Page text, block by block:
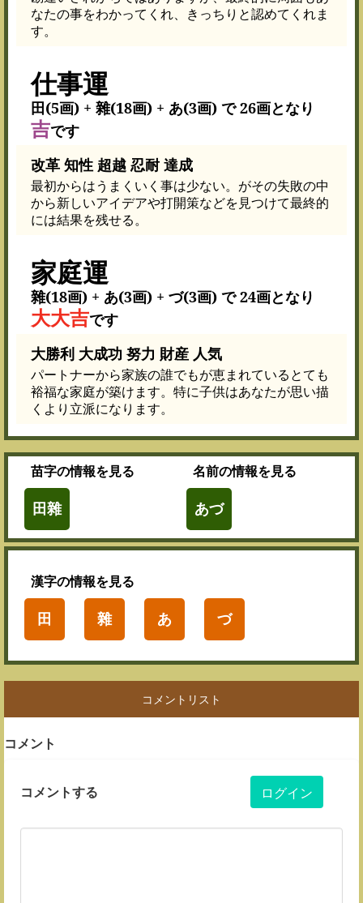
なたの事をわかってくれ、きっちりと認めてくれま
す。
仕事運
田(5画) + 雜(18画) + あ(3画) で 26画となり
吉です
改革 知性 超越 忍耐 達成
最初からはうまくいく事は少ない。がその失敗の中
から新しいアイデアや打開策などを見つけて最終的
には結果を残せる。
家庭運
雜(18画) + あ(3画) + づ(3画) で 24画となり
大大吉です
大勝利 大成功 努力 財産 人気
パートナーから家族の誰でもが恵まれているとても
裕福な家庭が築けます。特に子供はあなたが思い描
くより立派になります。
苗字の情報を見る
田雜
名前の情報を見る
あづ
漢字の情報を見る
田 雜 あ づ
コメントリスト
コメント
コメントする ログイン